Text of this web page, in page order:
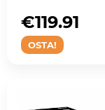
OSTA!
€119.91